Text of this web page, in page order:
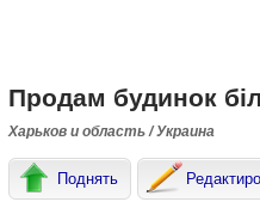
Продам будинок
Харьков и область / Украина
Поднять